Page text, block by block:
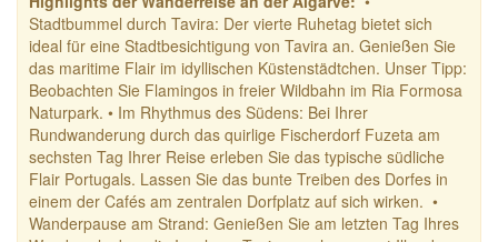
Stadtbummel durch Tavira: Der vierte Ruhetag bietet sich
ideal für eine Stadtbesichtigung von Tavira an. Genießen Sie
das maritime Flair im idyllischen Küstenstädtchen. Unser Tipp:
Beobachten Sie Flamingos in freier Wildbahn im Ria Formosa
Naturpark. • Im Rhythmus des Südens: Bei Ihrer
Rundwanderung durch das quirlige Fischerdorf Fuzeta am
sechsten Tag Ihrer Reise erleben Sie das typische südliche
Flair Portugals. Lassen Sie das bunte Treiben des Dorfes in
einem der Cafés am zentralen Dorfplatz auf sich wirken. •
Wanderpause am Strand: Genießen Sie am letzten Tag Ihres